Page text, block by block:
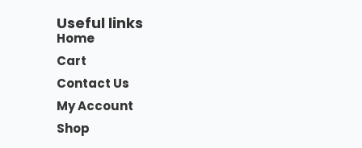
Useful links
Home
Cart
Contact Us
My Account
Shop